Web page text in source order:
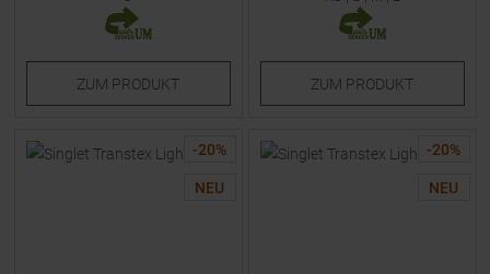
ZUM PRODUKT ZUM PRODUKT
-20%
NEU
-20%
NEU